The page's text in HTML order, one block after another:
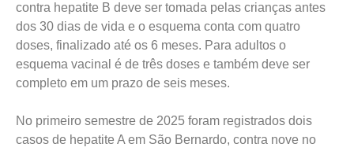
contra hepatite B deve ser tomada pelas crianças antes
dos 30 dias de vida e o esquema conta com quatro
doses, finalizado até os 6 meses. Para adultos o
esquema vacinal é de três doses e também deve ser
completo em um prazo de seis meses.
No primeiro semestre de 2025 foram registrados dois
casos de hepatite A em São Bernardo, contra nove no